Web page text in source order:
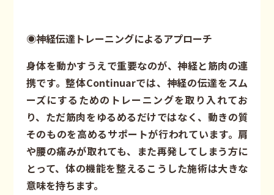
◉神経伝達トレーニングによるアプローチ
身体を動かすうえで重要なのが、神経と筋肉の連
携です。整体Continuarでは、神経の伝達をスム
ーズにするためのトレーニングを取り入れてお
り、ただ筋肉をゆるめるだけではなく、動きの質
そのものを高めるサポートが行われています。肩
や腰の痛みが取れても、また再発してしまう方に
とって、体の機能を整えるこうした施術は大きな
意味を持ちます。